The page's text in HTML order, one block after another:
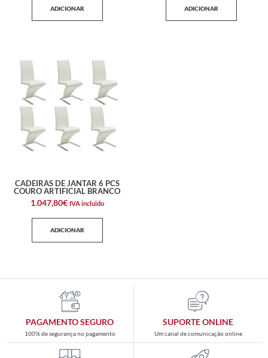
ADICIONAR ADICIONAR
CADEIRAS DE JANTAR 6 PCS
COURO ARTIFICIAL BRANCO
1.047,80€ IVA incluido
ADICIONAR
PAGAMENTO SEGURO
100% de segurança no pagamento
SUPORTE ONLINE
Um canal de comunicação online